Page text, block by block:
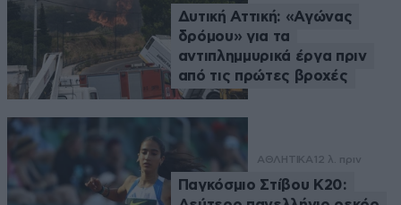
Δυτική Αττική: «Αγώνας
δρόμου» για τα
αντιπλημμυρικά έργα πριν
από τις πρώτες βροχές
ΑΘΛΗΤΙΚΑ 12 λ. πριν
Παγκόσμιο Στίβου Κ20: